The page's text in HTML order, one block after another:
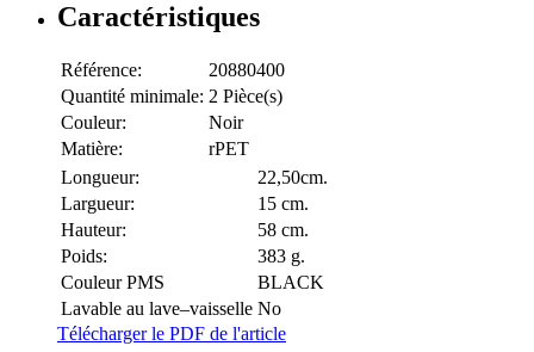
Caractéristiques
Référence:
20880400
Quantité minimale: 2 Pièce(s)
Couleur:
Noir
Matière:
rPET
Longueur:
22,50cm.
Largueur:
15 cm.
Hauteur:
58 cm.
Poids:
383 g.
Couleur PMS
BLACK
Lavable au lave–vaisselle No
Télécharger le PDF de l'article